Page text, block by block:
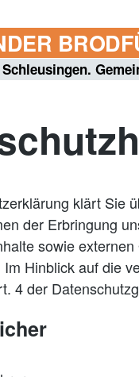
klärt Sie
der Erbringung
sowie
Im Hinblick auf die
4 der